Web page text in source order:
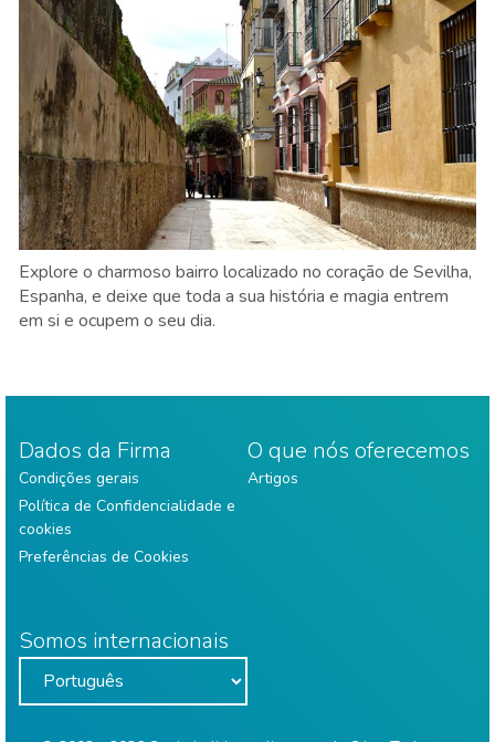
Explore o charmoso bairro localizado no coração de Sevilha,
Espanha, e deixe que toda a sua história e magia entrem
em si e ocupem o seu dia.
Dados da Firma
Condições gerais
Política de Confidencialidade e
cookies
Preferências de Cookies
O que nós oferecemos
Artigos
Somos internacionais